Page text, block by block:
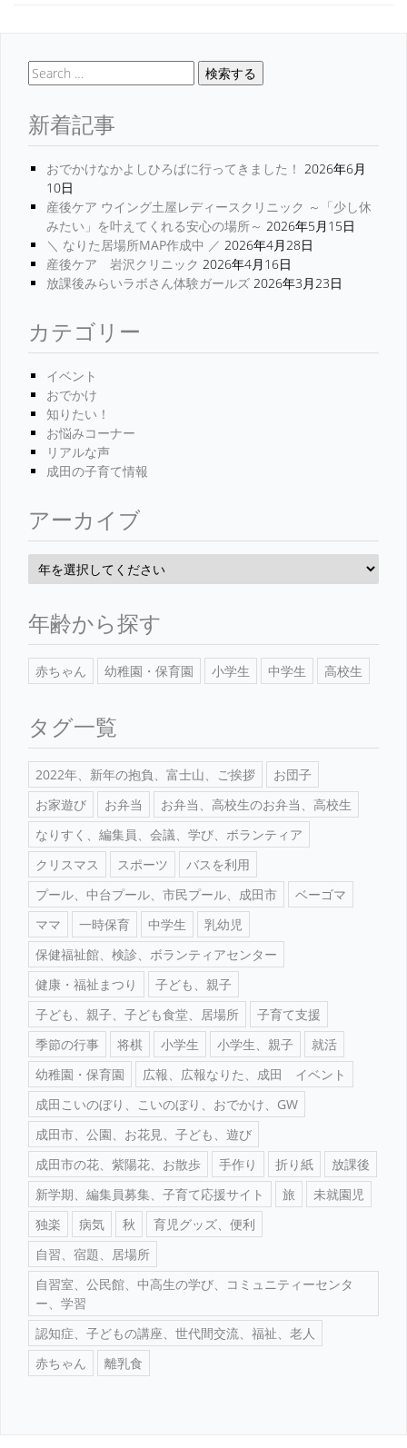
検索する
新着記事
おでかけなかよしひろばに行ってきました！ 2026年6月
10日
産後ケア ウイング土屋レディースクリニック ～「少し休
みたい」を叶えてくれる安心の場所～ 2026年5月15日
＼ なりた居場所MAP作成中 ／ 2026年4月28日
産後ケア 岩沢クリニック 2026年4月16日
放課後みらいラボさん体験ガールズ 2026年3月23日
カテゴリー
イベント
おでかけ
知りたい！
お悩みコーナー
リアルな声
成田の子育て情報
アーカイブ
年齢から探す
赤ちゃん 幼稚園・保育園 小学生 中学生 高校生
タグ一覧
2022年、新年の抱負、富士山、ご挨拶
お団子
お家遊び
お弁当
お弁当、高校生のお弁当、高校生
なりすく、編集員、会議、学び、ボランティア
クリスマス
スポーツ
バスを利用
プール、中台プール、市民プール、成田市
ベーゴマ
ママ
一時保育 中学生
乳幼児
保健福祉館、検診、ボランティアセンター
健康・福祉まつり
子ども、親子
子ども、親子、子ども食堂、居場所
子育て支援
季節の行事
将棋 小学生 小学生、親子
就活
幼稚園・保育園
広報、広報なりた、成田 イベント
成田こいのぼり、こいのぼり、おでかけ、GW
成田市、公園、お花見、子ども、遊び
成田市の花、紫陽花、お散歩
手作り 折り紙
放課後
新学期、編集員募集、子育て応援サイト
旅
未就園児
独楽
病気 秋
育児グッズ、便利
自習、宿題、居場所
自習室、公民館、中高生の学び、コミュニティーセンタ
ー、学習
認知症、子どもの講座、世代間交流、福祉、老人
赤ちゃん
離乳食